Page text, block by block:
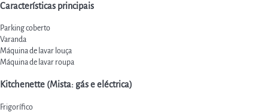
Características principais
Parking coberto
Varanda
Máquina de lavar louça
Máquina de lavar roupa
Kitchenette (Mista: gás e eléctrica)
Frigorífico